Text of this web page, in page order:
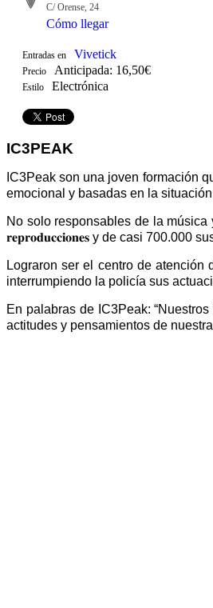
C/ Orense, 24
Cómo llegar
Entradas en Vivetick
Precio Anticipada: 16,50€
Estilo Electrónica
IC3PEAK
IC3Peak son una joven formación
emocional y basadas en la
No solo responsables de la música
𝐫𝐞𝐩𝐫𝐨𝐝𝐮𝐜𝐜𝐢𝐨𝐧𝐞𝐬 y de casi 700.000
Lograron ser el centro de
interrumpiendo la policía sus
En palabras de IC3Peak:
actitudes y pensamientos de